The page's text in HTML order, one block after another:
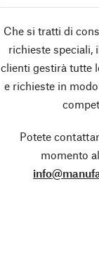
Che si tratti di
richieste speciali,
clienti gestirà tutte
e richieste in
Potete
momento